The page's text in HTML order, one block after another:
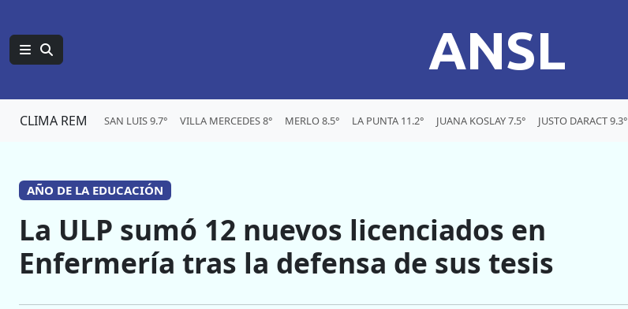
ANSL
CLIMA REM SAN LUIS 9.7° VILLA MERCEDES 8° MERLO 8.5° LA PUNTA 11.2° JUANA KOSLAY 7.5° JUSTO DARACT 9.3°
AÑO DE LA EDUCACIÓN
La ULP sumó 12 nuevos licenciados en
Enfermería tras la defensa de sus tesis